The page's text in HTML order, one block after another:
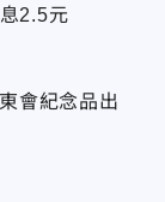
2.5元
會紀念品出